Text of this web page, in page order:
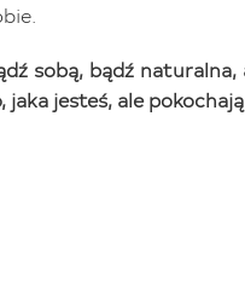
sobą, bądź
jaka jesteś, ale